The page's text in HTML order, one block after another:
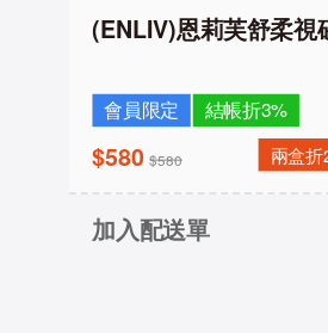
(ENLIV)恩莉芙舒柔視
會員限定 結帳折3%
$580 $580 兩盒折
加入配送單